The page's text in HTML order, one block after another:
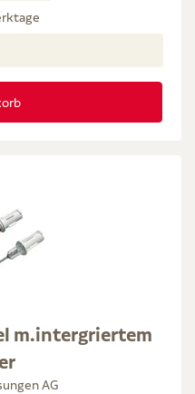
m.intergriertem
AG